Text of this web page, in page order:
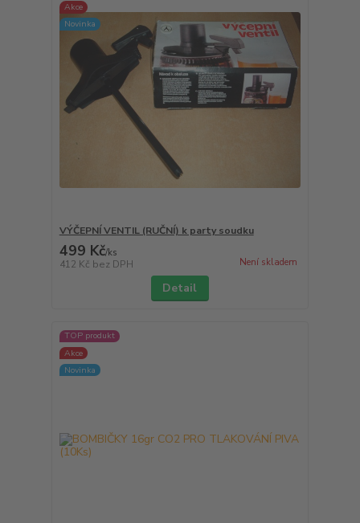
Akce
Novinka
VÝČEPNÍ VENTIL (RUČNÍ) k party soudku
499 Kč/ks
412 Kč bez DPH Není skladem
Detail
TOP produkt
Akce
Novinka